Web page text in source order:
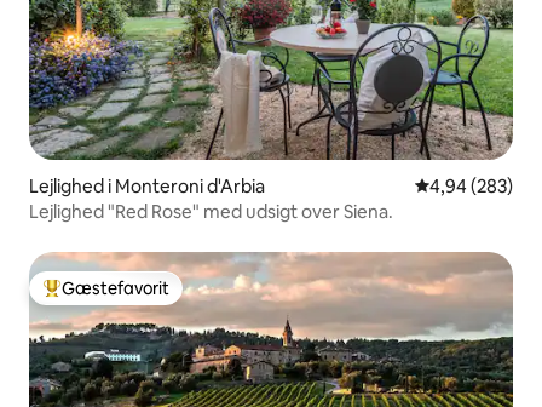
Lejlighed i Monteroni d'Arbia 4,94 ud af 5 i
4,94 (283)
Lejlighed "Red Rose" med udsigt over Siena.
Bedste gæstefavorit
Gæstefavorit